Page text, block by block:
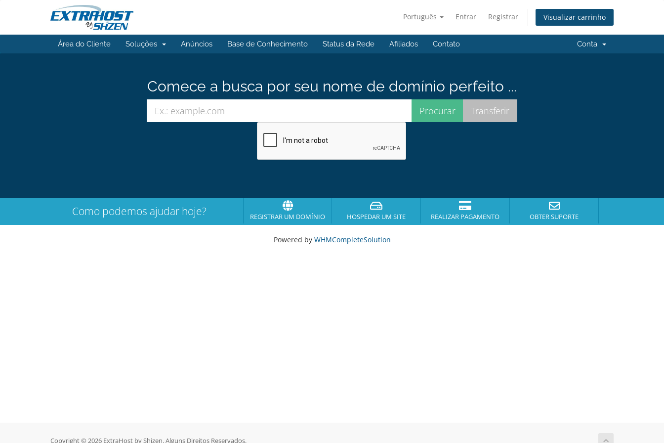
Português Entrar Registrar Visualizar carrinho
Área do Cliente Soluções Anúncios Base de Conhecimento Status da Rede Afiliados Contato Conta
Comece a busca por seu nome de domínio perfeito ...
Como podemos ajudar hoje? REGISTRAR UM DOMÍNIO HOSPEDAR UM SITE REALIZAR PAGAMENTO OBTER SUPORTE
Powered by WHMCompleteSolution
Copyright © 2026 ExtraHost by Shizen. Alguns Direitos Reservados.